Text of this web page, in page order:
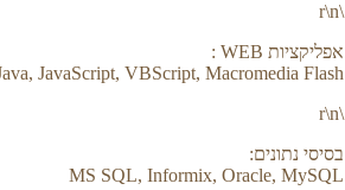
\r\n
אפליקציות WEB :
JavaScript, VBScript, Macromedia Flash.
\r\n
בסיסי נתונים:
MS SQL, Informix, Oracle, MySQL